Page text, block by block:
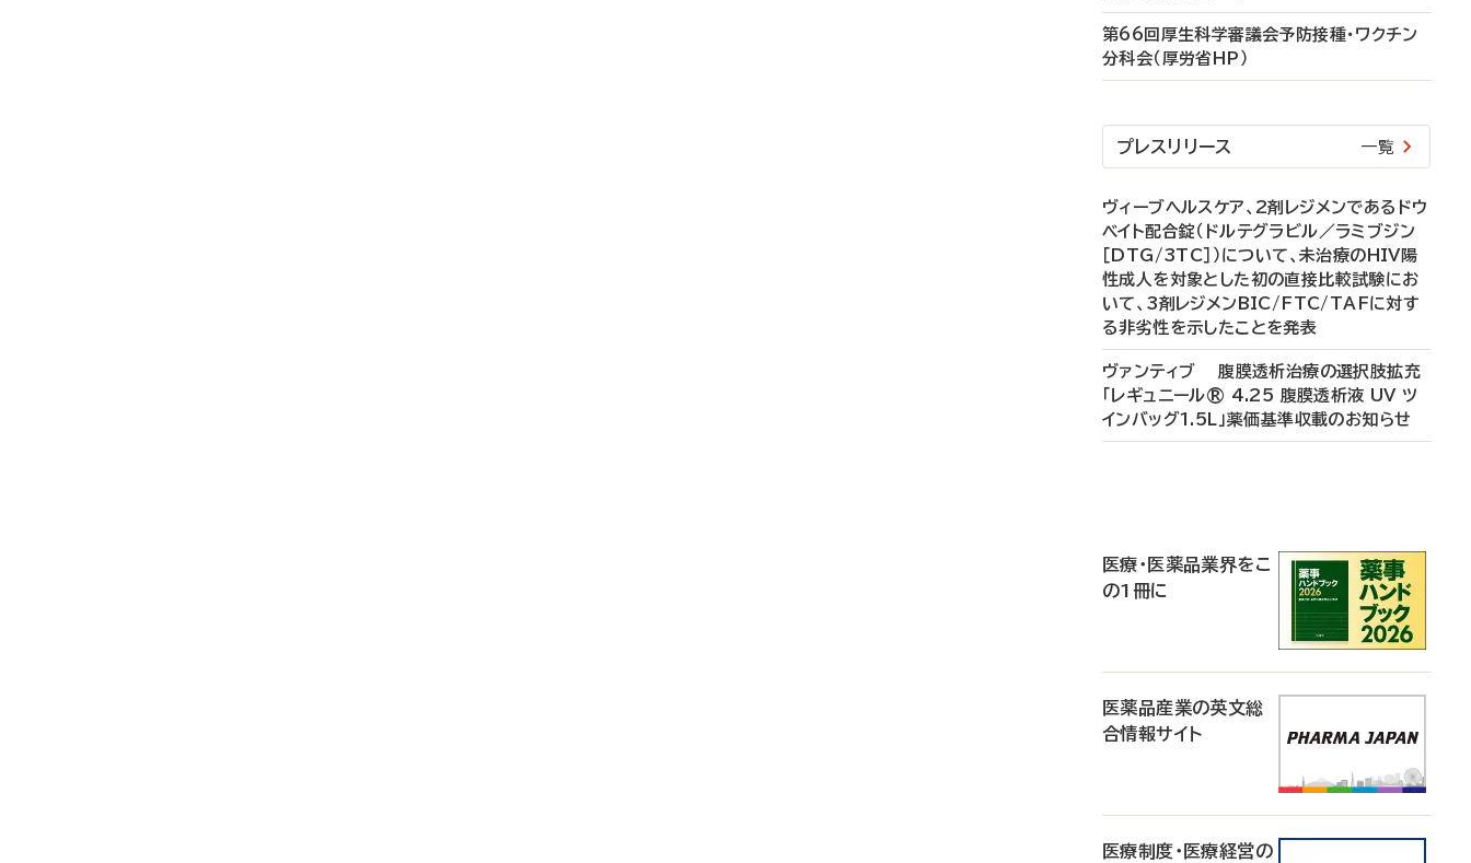
第66回厚生科学審議会予防接種・ワクチン
分科会（厚労省HP）
プレスリリース 一覧
ヴィーブヘルスケア、2剤レジメンであるドウ
ベイト配合錠（ドルテグラビル／ラミブジン
［DTG/3TC］）について、未治療のHIV陽
性成人を対象とした初の直接比較試験にお
いて、3剤レジメンBIC/FTC/TAFに対す
る非劣性を示したことを発表
ヴァンティブ 腹膜透析治療の選択肢拡充
「レギュニール® 4.25 腹膜透析液 UV ツ
インバッグ1.5L」薬価基準収載のお知らせ
医療・医薬品業界をこ
の1冊に
医薬品産業の英文総
合情報サイト
医療制度・医療経営の